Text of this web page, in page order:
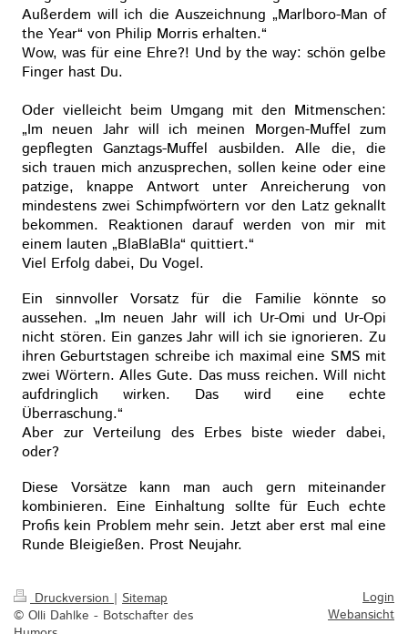
Außerdem will ich die Auszeichnung „Marlboro-Man of
the Year“ von Philip Morris erhalten.“
Wow, was für eine Ehre?! Und by the way: schön gelbe
Finger hast Du.
Oder vielleicht beim Umgang mit den Mitmenschen:
„Im neuen Jahr will ich meinen Morgen-Muffel zum
gepflegten Ganztags-Muffel ausbilden. Alle die, die
sich trauen mich anzusprechen, sollen keine oder eine
patzige, knappe Antwort unter Anreicherung von
mindestens zwei Schimpfwörtern vor den Latz geknallt
bekommen. Reaktionen darauf werden von mir mit
einem lauten „BlaBlaBla“ quittiert.“
Viel Erfolg dabei, Du Vogel.
Ein sinnvoller Vorsatz für die Familie könnte so
aussehen. „Im neuen Jahr will ich Ur-Omi und Ur-Opi
nicht stören. Ein ganzes Jahr will ich sie ignorieren. Zu
ihren Geburtstagen schreibe ich maximal eine SMS mit
zwei Wörtern. Alles Gute. Das muss reichen. Will nicht
aufdringlich wirken. Das wird eine echte
Überraschung.“
Aber zur Verteilung des Erbes biste wieder dabei,
oder?
Diese Vorsätze kann man auch gern miteinander
kombinieren. Eine Einhaltung sollte für Euch echte
Profis kein Problem mehr sein. Jetzt aber erst mal eine
Runde Bleigießen. Prost Neujahr.
Druckversion | Sitemap
© Olli Dahlke - Botschafter des
Login
Webansicht